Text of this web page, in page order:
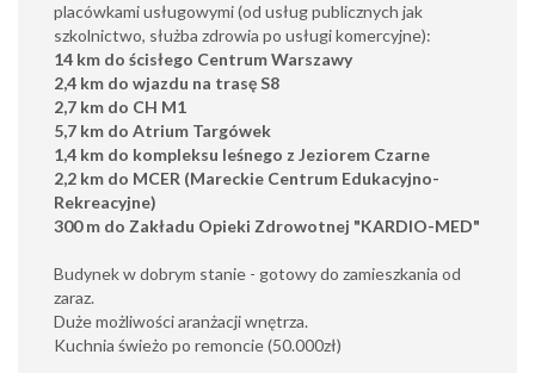
placówkami usługowymi (od usług publicznych jak
szkolnictwo, służba zdrowia po usługi komercyjne):
14 km do ścisłego Centrum Warszawy
2,4 km do wjazdu na trasę S8
2,7 km do CH M1
5,7 km do Atrium Targówek
1,4 km do kompleksu leśnego z Jeziorem Czarne
2,2 km do MCER (Mareckie Centrum Edukacyjno-
Rekreacyjne)
300 m do Zakładu Opieki Zdrowotnej "KARDIO-MED"
Budynek w dobrym stanie - gotowy do zamieszkania od
zaraz.
Duże możliwości aranżacji wnętrza.
Kuchnia świeżo po remoncie (50.000zł)